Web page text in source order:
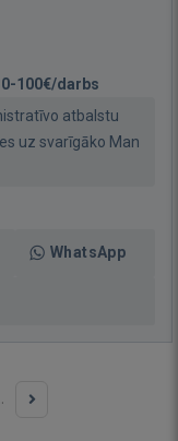
100€/darbs
atbalstu
uz svarīgāko Man
WhatsApp